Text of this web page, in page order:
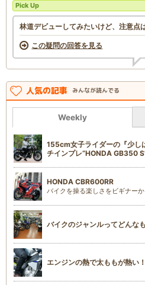
Pick Up
林道デビューしてみたいけど、注意点
この疑問の回答を見る
人気の記事 みんなが読んでる
Weekly
155cm女子ライダーの『少し
チインプレ“HONDA GB350
HONDA CBR600RR
バイクを操る楽しさをビギナー
バイクのジャンルってどんな
エンジンの熱で太ももが熱い